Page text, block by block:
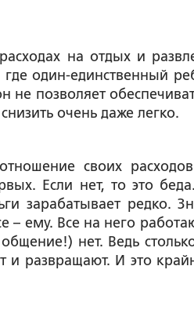
на отдых и
где один-единственный
не позволяет
очень даже легко.
своих
Если нет, то это
зарабатывает редко.
ему. Все на него
нет. Ведь
и развращают. И это